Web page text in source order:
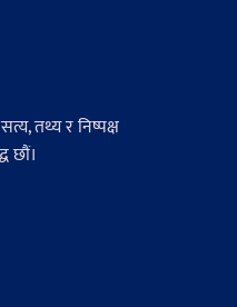
तथ्य र निष्पक्ष
छौं।